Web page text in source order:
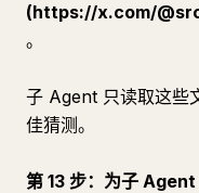
(https://x.com/
。
子 Agent 只读取这些
佳猜测。
第 13 步：为子